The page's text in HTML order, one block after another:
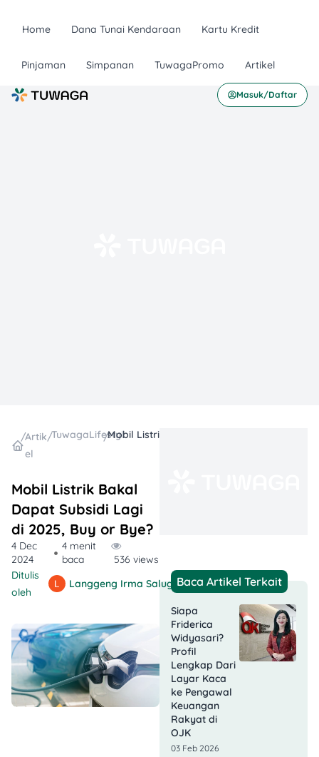
Home Dana Tunai Kendaraan Kartu Kredit
Pinjaman Simpanan TuwagaPromo Artikel
Masuk/Daftar
/Artik
el
/TuwagaLifestyle
/
Mobil Listrik Bakal
Dapat Subsidi Lagi
di 2025, Buy or Bye?
4 Dec
2024
4 menit
baca
536 views
Ditulis
oleh
Langgeng Irma SalugiasihBaca Artikel Terkait
Siapa
Friderica
Widyasari?
Profil
Lengkap Dari
Layar Kaca
ke Pengawal
Keuangan
Rakyat di
OJK
03 Feb 2026